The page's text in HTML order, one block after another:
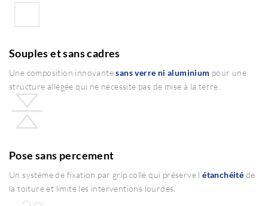
Souples et sans cadres
Une composition innovantesans verre ni aluminium pour une
structure allégée qui ne nécessite pas de mise à la terre.
Pose sans percement
Un système de fixation par grip collé qui préserve l’étanchéité de
la toiture et limite les interventions lourdes.